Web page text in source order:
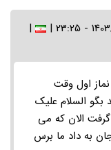
|
|
اول وقت
السلام علیک
الان که می
به داد ما برس